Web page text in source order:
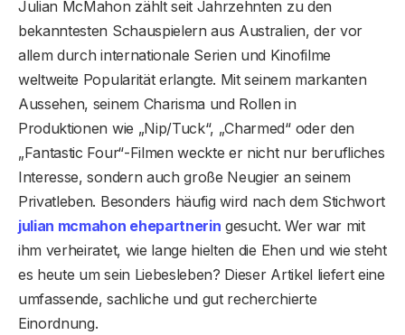
Julian McMahon zählt seit Jahrzehnten zu den
bekanntesten Schauspielern aus Australien, der vor
allem durch internationale Serien und Kinofilme
weltweite Popularität erlangte. Mit seinem markanten
Aussehen, seinem Charisma und Rollen in
Produktionen wie „Nip/Tuck“, „Charmed“ oder den
„Fantastic Four“-Filmen weckte er nicht nur berufliches
Interesse, sondern auch große Neugier an seinem
Privatleben. Besonders häufig wird nach dem Stichwort
julian mcmahon ehepartnerin gesucht. Wer war mit
ihm verheiratet, wie lange hielten die Ehen und wie steht
es heute um sein Liebesleben? Dieser Artikel liefert eine
umfassende, sachliche und gut recherchierte
Einordnung.